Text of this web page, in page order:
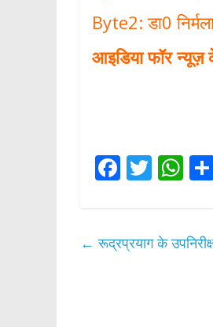
Byte2: डा0
आइडिया फॉर न्यूज़
F
b
T
er
W
s
← रूद्रप्रयाग के